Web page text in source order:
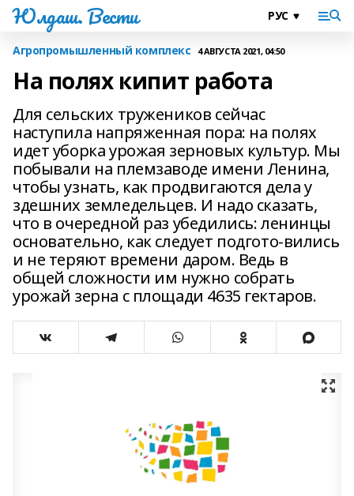
Юлдаш. Вести
Агропромышленный комплекс 4 АВГУСТА 2021, 04:50
На полях кипит работа
Для сельских тружеников сейчас
наступила напряженная пора: на полях
идет уборка урожая зерновых культур. Мы
побывали на племзаводе имени Ленина,
чтобы узнать, как продвигаются дела у
здешних земледельцев. И надо сказать,
что в очередной раз убедились: ленинцы
основательно, как следует подгото-вились
и не теряют времени даром. Ведь в
общей сложности им нужно собрать
урожай зерна с площади 4635 гектаров.